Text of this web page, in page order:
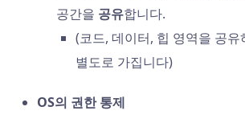
공간을 공유합니다.
(코드, 데이터, 힙 영역을 공유
별도로 가집니다)
OS의 권한 통제